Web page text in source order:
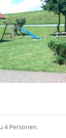
4 Personen.